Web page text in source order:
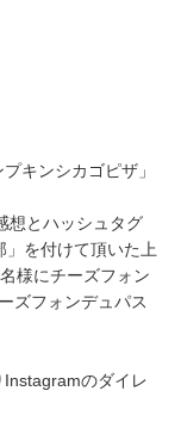
キンシカゴピザ」
想とハッシュタグ
」を付けて頂いた上
様にチーズフォン
ズフォンデュパス
のダイレ